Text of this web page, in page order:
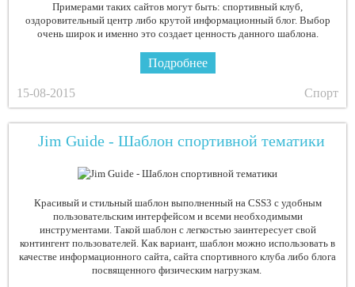
Примерами таких сайтов могут быть: спортивный клуб,
оздоровительный центр либо крутой информационный блог. Выбор
очень широк и именно это создает ценность данного шаблона.
Подробнее
15-08-2015 Спорт
Jim Guide - Шаблон спортивной тематики
Красивый и стильный шаблон выполненный на CSS3 с удобным
пользовательским интерфейсом и всеми необходимыми
инструментами. Такой шаблон с легкостью заинтересует свой
контингент пользователей. Как вариант, шаблон можно использовать в
качестве информационного сайта, сайта спортивного клуба либо блога
посвященного физическим нагрузкам.